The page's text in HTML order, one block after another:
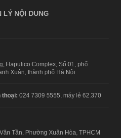
LÝ NỘI DUNG
Hapulico Complex, Số 01, phố
Xuân, thành phố Hà Nội
thoại: 024 7309 5555, máy lẻ 62.370
Tần, Phường Xuân Hòa, TPHCM